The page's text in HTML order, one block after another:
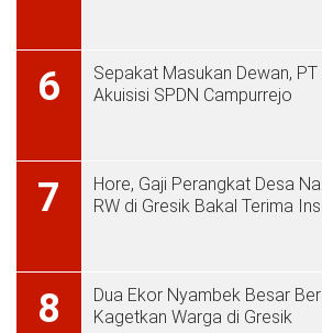
6
Sepakat Masukan Dewan,
Akuisisi SPDN Campurrejo
7
Hore, Gaji Perangkat Desa
RW di Gresik Bakal Terima
8
Dua Ekor Nyambek Besar
Kagetkan Warga di Gresik